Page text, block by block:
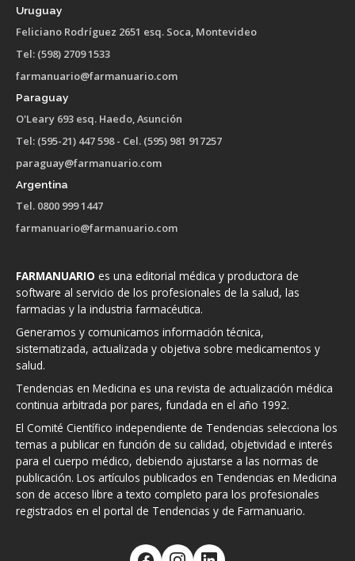
FARMANUARIO es una editorial médica y productora de
software al servicio de los profesionales de la salud, las
farmacias y la industria farmacéutica.
Generamos y comunicamos información técnica,
sistematizada, actualizada y objetiva sobre medicamentos y
salud.
Tendencias en Medicina es una revista de actualización médica
continua arbitrada por pares, fundada en el año 1992.
El Comité Científico independiente de Tendencias selecciona los
temas a publicar en función de su calidad, objetividad e interés
para el cuerpo médico, debiendo ajustarse a las normas de
publicación. Los artículos publicados en Tendencias en Medicina
son de acceso libre a texto completo para los profesionales
registrados en el portal de Tendencias y de Farmanuario.
Uruguay
Feliciano Rodríguez 2651 esq. Soca, Montevideo
Tel: (598) 2709 1533
farmanuario@farmanuario.com
Paraguay
O'Leary 693 esq. Haedo, Asunción
Tel: (595-21) 447 598 - Cel. (595) 981 917257
paraguay@farmanuario.com
Argentina
Tel. 0800 999 1447
farmanuario@farmanuario.com